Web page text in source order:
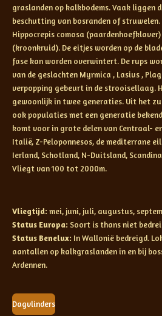
graslanden op kalkbodems. Vaak liggen
beschutting van bosranden of
Hippocrepis comosa
(kroonkruid). De eitjes worden op de
fase kan worden overwintert. De rups
van de geslachten Myrmica , Lasius ,
verpopping gebeurt in de strooisellaag.
gewoonlijk in twee generaties. Uit het
ook populaties met een generatie
komt voor in grote delen van Centraal-
Italië, Z-Peloponnesos, de mediterrane
Ierland, Schotland, N-Duitsland,
Vliegt van 100 tot 2000m.
Vliegtijd: mei, juni, juli, augustus,
Status Europa: Soort is thans niet
Status Benelux: In Wallonië bedreigd.
aantallen op kalkgraslanden in en bij
Ardennen.
Dagvlinders